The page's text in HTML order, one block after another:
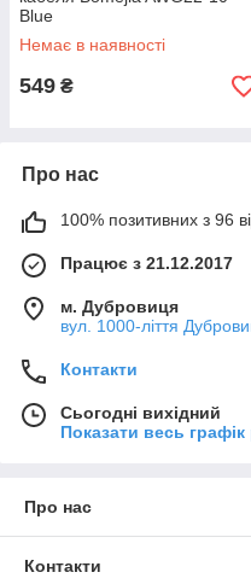
Blue
Немає в наявності
549 ₴
Про нас
100% позитивних з 96
Працює з 21.12.2017
м. Дубровиця
вул. 1000-ліття
Контакти
Сьогодні вихідний
Показати весь
Про нас
Контакти